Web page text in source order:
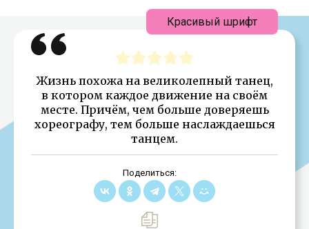
Жизнь похожа на великолепный танец,
в котором каждое движение на своём
месте. Причём, чем больше доверяешь
хореографу, тем больше наслаждаешься
танцем.
Поделиться:
Красивый шрифт